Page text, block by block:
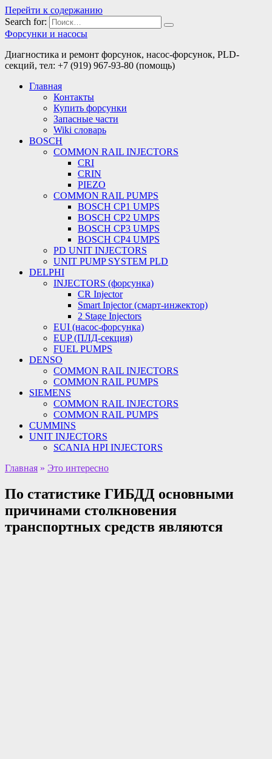
Перейти к содержанию
Search for:
Форсунки и насосы
Диагностика и ремонт форсунок, насос-форсунок, PLD-
секций, тел: +7 (919) 967-93-80 (помощь)
Главная
Контакты
Купить форсунки
Запасные части
Wiki словарь
BOSCH
COMMON RAIL INJECTORS
CRI
CRIN
PIEZO
COMMON RAIL PUMPS
BOSCH CP1 UMPS
BOSCH CP2 UMPS
BOSCH CP3 UMPS
BOSCH CP4 UMPS
PD UNIT INJECTORS
UNIT PUMP SYSTEM PLD
DELPHI
INJECTORS (форсунка)
CR Injector
Smart Injector (смарт-инжектор)
2 Stage Injectors
EUI (насос-форсунка)
EUP (ПЛД-секция)
FUEL PUMPS
DENSO
COMMON RAIL INJECTORS
COMMON RAIL PUMPS
SIEMENS
COMMON RAIL INJECTORS
COMMON RAIL PUMPS
CUMMINS
UNIT INJECTORS
SCANIA HPI INJECTORS
Главная » Это интересно
По статистике ГИБДД основными
причинами столкновения
транспортных средств являются